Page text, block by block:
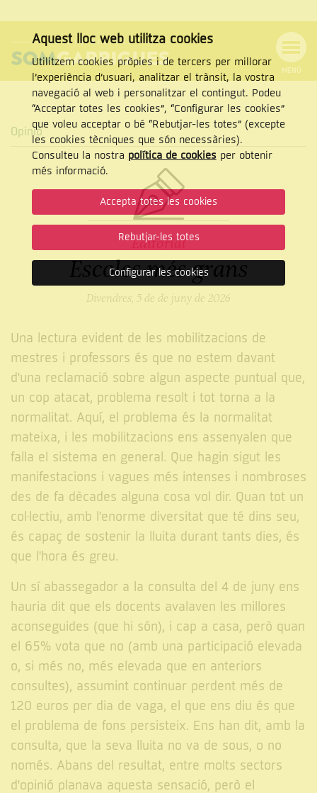
NAVEGACIÓ
MENÚ
Cercar
CERCAR
Opinió
Editorial
Escoles més grans
Divendres, 5 de de juny de 2026
Una lectura evident de les mobilitzacions de
mestres i professors és que no estem davant
d'una reclamació sobre algun aspecte puntual que,
un cop atacat, problema resolt i tot torna a la
normalitat. Aquí, el problema és la normalitat
mateixa, i les mobilitzacions ens assenyalen que
falla el sistema en general. Que hagin sigut les
manifestacions i vagues més intenses i nombroses
des de fa dècades alguna cosa vol dir. Quan tot un
col·lectiu, amb l'enorme diversitat que té dins seu,
és capaç de sostenir la lluita durant tants dies, és
que l'hora és greu.
Un sí abassegador a la consulta del 4 de juny ens
hauria dit que els docents avalaven les millores
aconseguides (que hi són), i cap a casa, però quan
el 65% vota que no (amb una participació elevada
o, si més no, més elevada que en anteriors
consultes), assumint continuar perdent més de
120 euros per dia de vaga, el que ens diu és que
el problema de fons persisteix. Ens han dit, amb la
consulta, que la seva lluita no va de sous, o no
només. Abans del resultat, entre molts sectors
d'opinió planava aquesta sensació, però el
Aquest lloc web utilitza cookies
Utilitzem cookies pròpies i de tercers per millorar
l’experiència d’usuari, analitzar el trànsit, la vostra
navegació al web i personalitzar el contingut. Podeu
“Acceptar totes les cookies”, “Configurar les cookies”
que voleu acceptar o bé “Rebutjar-les totes” (excepte
les cookies tècniques que són necessàries).
Consulteu la nostra política de cookiesper obtenir
més informació.
Accepta totes les cookies
Rebutjar-les totes
Configurar les cookies